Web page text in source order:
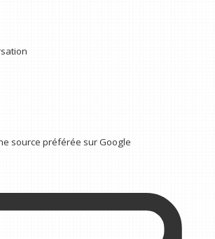
source préférée sur Google